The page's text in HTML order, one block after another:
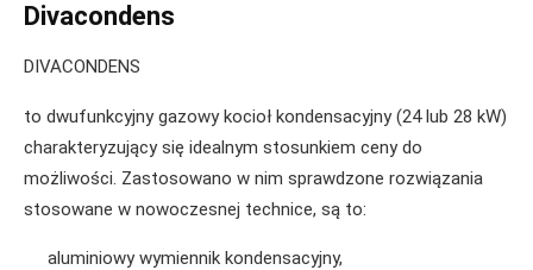
Divacondens
DIVACONDENS
to dwufunkcyjny gazowy kocioł kondensacyjny (24 lub 28 kW)
charakteryzujący się idealnym stosunkiem ceny do
możliwości. Zastosowano w nim sprawdzone rozwiązania
stosowane w nowoczesnej technice, są to:
aluminiowy wymiennik kondensacyjny,